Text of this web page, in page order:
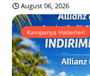
August 06, 2026
Kampanya Haberleri